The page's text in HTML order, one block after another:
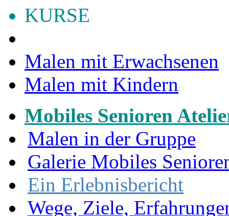
KURSE
Malen mit Erwachsenen
Malen mit Kindern
Mobiles Senioren
Malen in der Gruppe
Galerie Mobiles
Ein Erlebnisbericht
Wege, Ziele,